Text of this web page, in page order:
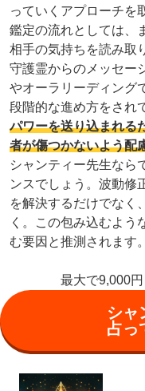
っていくアプローチを
鑑定の流れとしては、
相手の気持ちを読み取
守護霊からのメッセー
やオーラリーディング
段階的な進め方をされ
パワーを送り込まれる
者が傷つかないよう配
シャンティー先生なら
ンスでしょう。波動修
を解決するだけでなく
く。この包み込むよう
む要因と推測されます。
最大で9,000
シャ
占っ